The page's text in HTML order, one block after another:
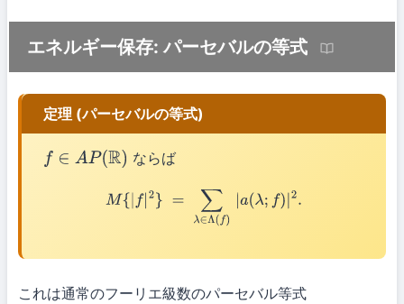
エネルギー保存: パーセバルの等式
定理 (パーセバルの等式)
f∈A P(R) ならば
M{ |f|2 =∑ Λ (λ;f)|2.
これは通常のフーリエ級数のパーセバル等式